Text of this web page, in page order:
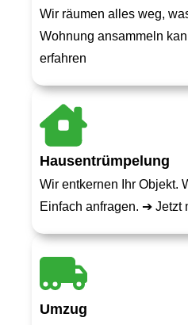
Wir räumen alles weg,
Wohnung ansammeln
erfahren
Hausentrümpelung
Wir entkernen Ihr Objekt.
Einfach anfragen. ➔ Jetzt
Umzug